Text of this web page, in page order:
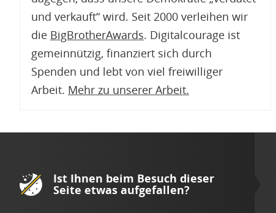
und verkauft“ wird. Seit 2000 verleihen wir
die BigBrotherAwards. Digitalcourage ist
gemeinnützig, finanziert sich durch
Spenden und lebt von viel freiwilliger
Arbeit. Mehr zu unserer Arbeit.
Ist Ihnen beim Besuch dieser
Seite etwas aufgefallen?